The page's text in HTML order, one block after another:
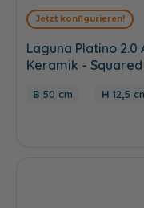
Jetzt konfigurieren!
Laguna Platino
Keramik - Squared
50 cm 12,5